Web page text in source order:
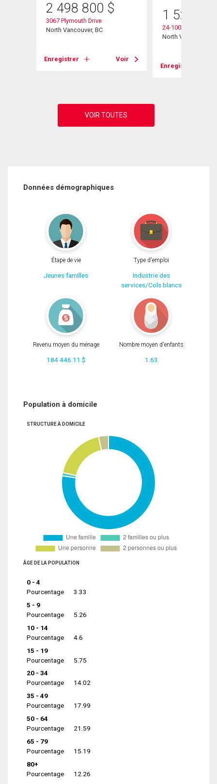
2 498 800 $
3067 Plymouth Drive
North Vancouver, BC
Enregistrer Voir
1 529
24-1001
North Vancouver,
Enregistrer
Données démographiques
Étape de vie
Jeunes familles
Type d'emploi
Industrie des
services/Cols blancs
Revenu moyen du ménage
184 446.11 $
Nombre moyen d'enfants
1.63
Population à domicile
STRUCTURE À DOMICILE
ÂGE DE LA POPULATION
0 - 4
Pourcentage
3.33
5 - 9
Pourcentage
5.26
10 - 14
Pourcentage
4.6
15 - 19
Pourcentage
5.75
20 - 34
Pourcentage
14.02
35 - 49
Pourcentage
17.99
50 - 64
Pourcentage
21.59
65 - 79
Pourcentage
15.19
80+
Pourcentage
12.26